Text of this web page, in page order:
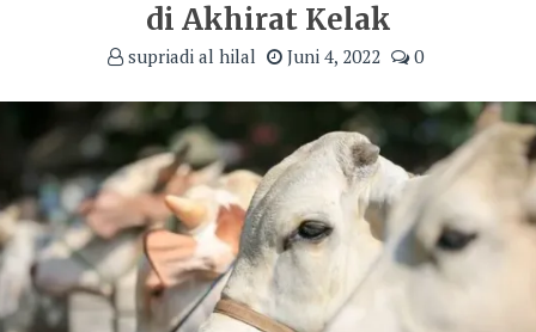
di Akhirat Kelak
supriadi al hilal Juni 4, 2022 0